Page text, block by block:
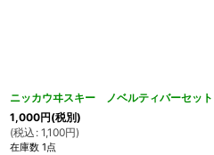
ニッカウヰスキー ノベルティバーセ
1,000円(税別)
(税込 : 1,100円)
在庫数 1点